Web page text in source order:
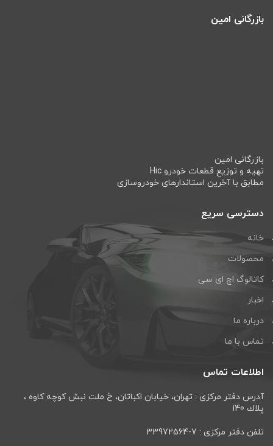
بازرگانی امین
بازرگانی امین
تهیه و توزیع قطعات خودرو Hic
مطابق با آخرین استاندارهای خودروسازی
دسترسی سریع
خانه
محصولات
کاتالوگ اچ ای سی
اخبار
درباره ما
تماس با ما
اطلاعات تماس
آدرس دفتر مرکزی : تهران، خيابان اكباتان، خ ملت نبش كوچه كاوه ،
پلاك 140
تلفن دفتر مرکزی : 7-33972564